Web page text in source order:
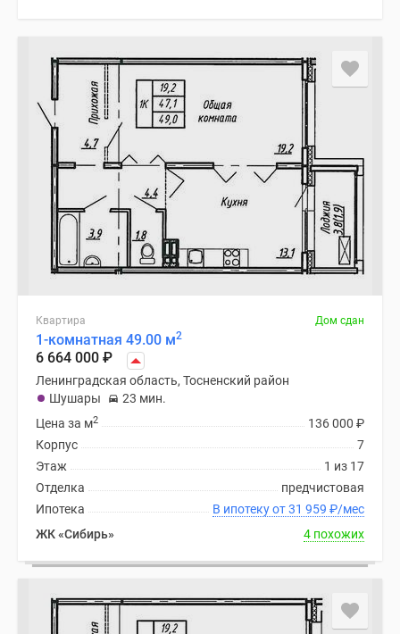
Квартира Дом сдан
1-комнатная 49.00 м2
6 664 000 ₽
Ленинградская область, Тосненский район
Шушары
23 мин.
136 000 ₽
Цена за м2
7
Корпус
1 из 17
Этаж
предчистовая
Отделка
В ипотеку от 31 959 ₽/мес
Ипотека
ЖК «Сибирь»
4 похожих